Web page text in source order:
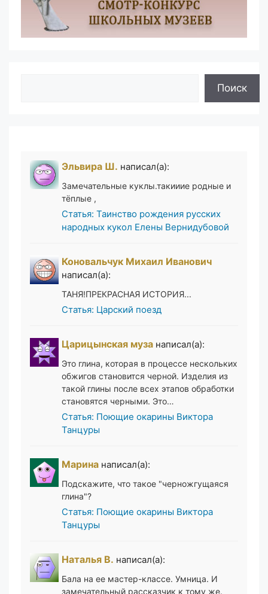
Поиск
Эльвира Ш. написал(а):
Замечательные куклы.такииие родные и
тёплые ,
Статья: Таинство рождения русских
народных кукол Елены Вернидубовой
Коновальчук Михаил Иванович
написал(а):
ТАНЯ!ПРЕКРАСНАЯ ИСТОРИЯ...
Статья: Царский поезд
Царицынская муза написал(а):
Это глина, которая в процессе нескольких
обжигов становится черной. Изделия из
такой глины после всех этапов обработки
становятся черными. Это…
Статья: Поющие окарины Виктора
Танцуры
Марина написал(а):
Подскажите, что такое "черножгущаяся
глина"?
Статья: Поющие окарины Виктора
Танцуры
Наталья В. написал(а):
Бала на ее мастер-классе. Умница. И
замечательный рассказчик к тому же.